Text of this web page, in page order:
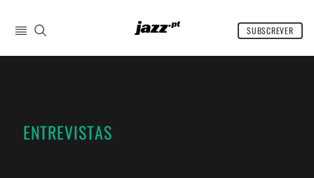
SUBSCREVER
ENTREVISTAS
PREVIEWS